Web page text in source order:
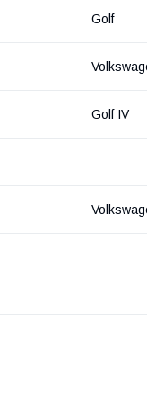
Golf
Golf IV